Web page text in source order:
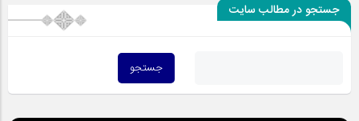
جستجو در مطالب سایت